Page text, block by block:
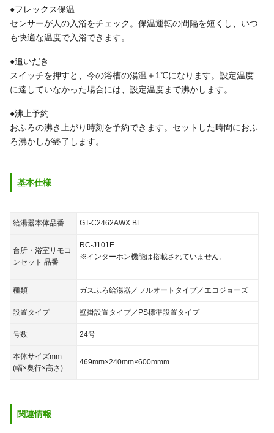
●フレックス保温
センサーが人の入浴をチェック。保温運転の間隔を短くし、いつ
も快適な温度で入浴できます。
●追いだき
スイッチを押すと、今の浴槽の湯温＋1℃になります。設定温度
に達していなかった場合には、設定温度まで沸かします。
●沸上予約
おふろの沸き上がり時刻を予約できます。セットした時間におふ
ろ沸かしが終了します。
基本仕様
給湯器本体品番 GT-C2462AWX BL
台所・浴室リモコ
ンセット 品番
RC-J101E
※インターホン機能は搭載されていません。
種類 ガスふろ給湯器／フルオートタイプ／エコジョーズ
設置タイプ 壁掛設置タイプ／PS標準設置タイプ
号数 24号
本体サイズmm
(幅×奥行×高さ)
469mm×240mm×600mmm
関連情報